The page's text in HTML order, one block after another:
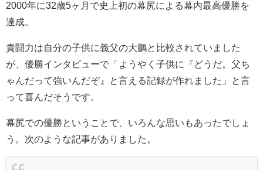
2000年に32歳5ヶ月で史上初の幕尻による幕内最高優勝を
達成。
貴闘力は自分の子供に義父の大鵬と比較されていました
が、優勝インタビューで「ようやく子供に『どうだ。父ち
ゃんだって強いんだぞ』と言える記録が作れました」と言
って喜んだそうです。
幕尻での優勝ということで、いろんな思いもあったでしょ
う。次のような記事がありました。